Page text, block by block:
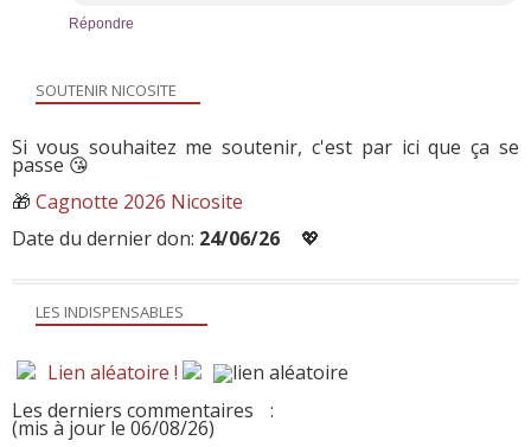
Répondre
LES INDISPENSABLES
Lien aléatoire !
Les derniers commentaires
:
(mis à jour le 06/08/26)
SOUTENIR NICOSITE
Si vous souhaitez me soutenir, c'est par ici que ça se
passe 😘
🎁 Cagnotte 2026 Nicosite
Date du dernier don: 24/06/26 💖